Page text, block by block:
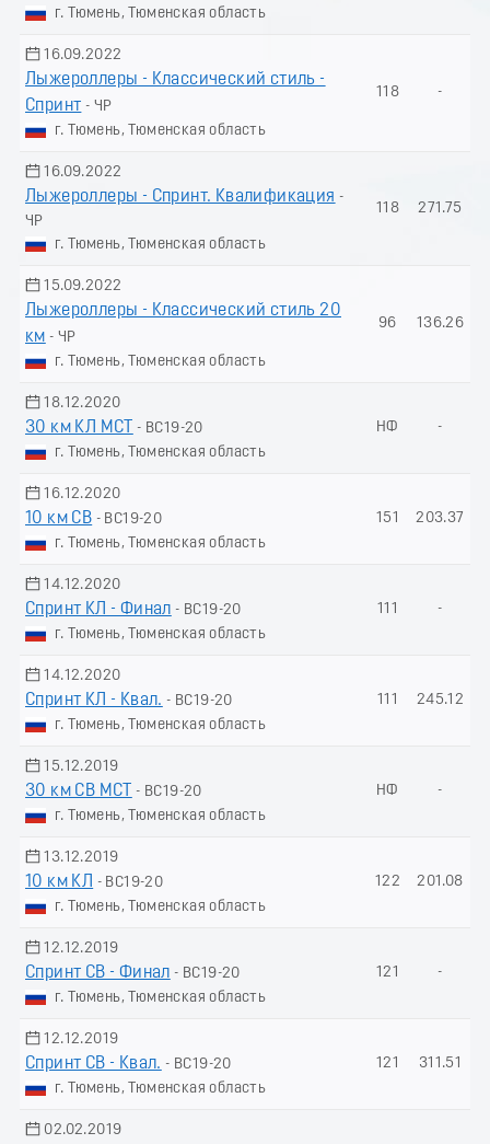
г. Тюмень, Тюменская область
16.09.2022
Лыжероллеры - Классический стиль -
Спринт - ЧР
г. Тюмень, Тюменская область
118 -
16.09.2022
Лыжероллеры - Спринт. Квалификация -
ЧР
г. Тюмень, Тюменская область
118 271.75
15.09.2022
Лыжероллеры - Классический стиль 20
км - ЧР
г. Тюмень, Тюменская область
96 136.26
18.12.2020
30 км КЛ МСТ
- ВС19-20
г. Тюмень, Тюменская область
НФ -
16.12.2020
10 км СВ - ВС19-20
г. Тюмень, Тюменская область
151 203.37
14.12.2020
Спринт КЛ - Финал - ВС19-20
г. Тюмень, Тюменская область
111 -
14.12.2020
Спринт КЛ - Квал. - ВС19-20
г. Тюмень, Тюменская область
111 245.12
15.12.2019
30 км СВ МСТ
- ВС19-20
г. Тюмень, Тюменская область
НФ -
13.12.2019
10 км КЛ
- ВС19-20
г. Тюмень, Тюменская область
122 201.08
12.12.2019
Спринт СВ - Финал - ВС19-20
г. Тюмень, Тюменская область
121 -
12.12.2019
Спринт СВ - Квал. - ВС19-20
г. Тюмень, Тюменская область
121 311.51
02.02.2019